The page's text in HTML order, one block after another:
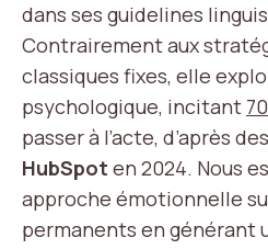
dans ses guidelines
Contrairement aux
classiques fixes, elle
psychologique, incitant
passer à l’acte, d’après
HubSpot en 2024. Nous
approche émotionnelle
permanents en générant